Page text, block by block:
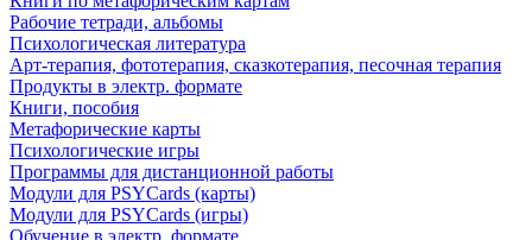
Рабочие тетради, альбомы
Психологическая литература
Арт-терапия, фототерапия, сказкотерапия, песочная терапия
Продукты в электр. формате
Книги, пособия
Метафорические карты
Психологические игры
Программы для дистанционной работы
Модули для PSYCards (карты)
Модули для PSYCards (игры)
Обучение в электр. формате